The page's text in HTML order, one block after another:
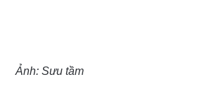
Ảnh: Sưu tầm